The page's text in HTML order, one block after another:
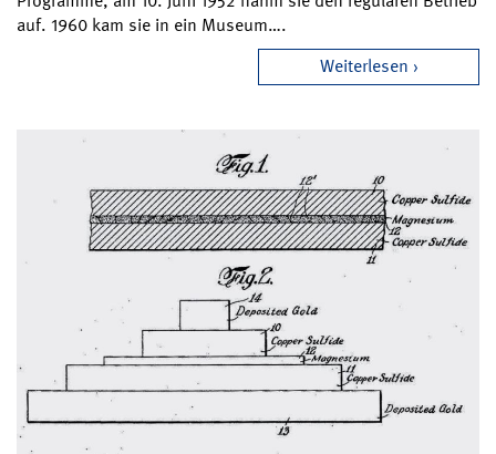
auf. 1960 kam sie in ein Museum….
Weiterlesen